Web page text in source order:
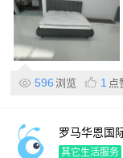
596 浏览 1 点
罗马华恩国
化的传承
其它生活服务